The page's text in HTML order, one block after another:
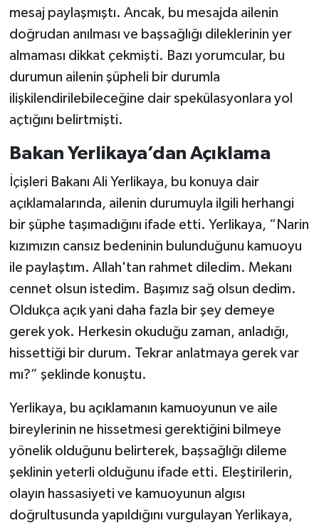
mesaj paylaşmıştı. Ancak, bu mesajda ailenin
doğrudan anılması ve başsağlığı dileklerinin yer
almaması dikkat çekmişti. Bazı yorumcular, bu
durumun ailenin şüpheli bir durumla
ilişkilendirilebileceğine dair spekülasyonlara yol
açtığını belirtmişti.
Bakan Yerlikaya’dan Açıklama
İçişleri Bakanı Ali Yerlikaya, bu konuya dair
açıklamalarında, ailenin durumuyla ilgili herhangi
bir şüphe taşımadığını ifade etti. Yerlikaya, “Narin
kızımızın cansız bedeninin bulunduğunu kamuoyu
ile paylaştım. Allah'tan rahmet diledim. Mekanı
cennet olsun istedim. Başımız sağ olsun dedim.
Oldukça açık yani daha fazla bir şey demeye
gerek yok. Herkesin okuduğu zaman, anladığı,
hissettiği bir durum. Tekrar anlatmaya gerek var
mı?” şeklinde konuştu.
Yerlikaya, bu açıklamanın kamuoyunun ve aile
bireylerinin ne hissetmesi gerektiğini bilmeye
yönelik olduğunu belirterek, başsağlığı dileme
şeklinin yeterli olduğunu ifade etti. Eleştirilerin,
olayın hassasiyeti ve kamuoyunun algısı
doğrultusunda yapıldığını vurgulayan Yerlikaya,